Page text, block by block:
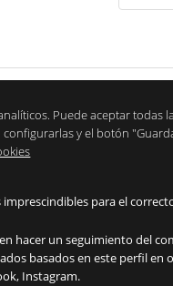
Puede aceptar todas
y el botón
para el
hacer un seguimiento del
basados en este perfil en
Instagram.